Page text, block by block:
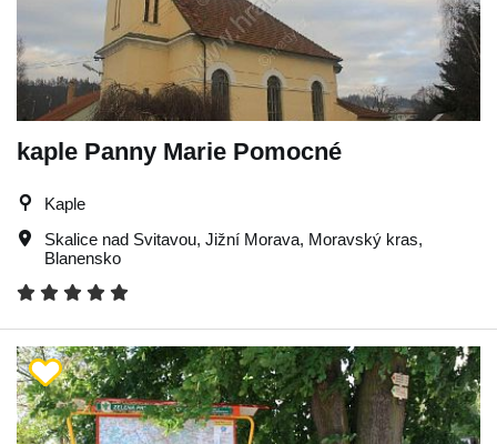
kaple Panny Marie Pomocné
Kaple
Skalice nad Svitavou, Jižní Morava, Moravský kras,
Blanensko